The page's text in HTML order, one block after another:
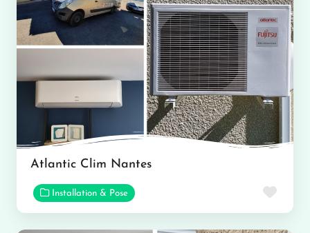
Atlantic Clim Nantes
Installation & Pose